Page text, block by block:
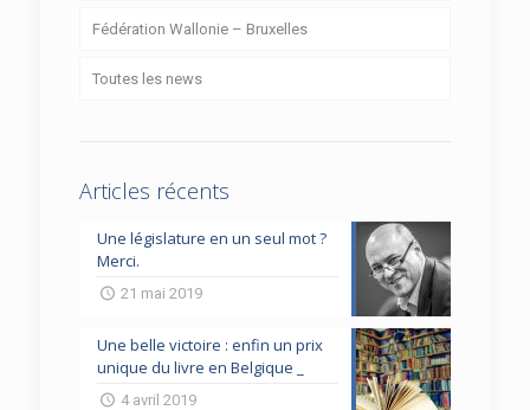
Fédération Wallonie – Bruxelles
Toutes les news
Articles récents
Une législature en un seul mot ?
Merci.
21 mai 2019
Une belle victoire : enfin un prix
unique du livre en Belgique _
4 avril 2019